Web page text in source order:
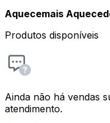
Aquecemais
Produtos disponíveis
Ainda não há vendas
atendimento.